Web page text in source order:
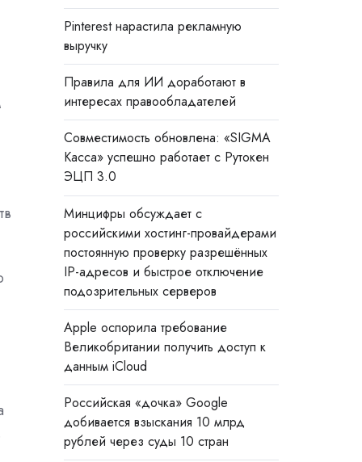
Pinterest нарастила рекламную
выручку
Правила для ИИ доработают в
интересах правообладателей
Совместимость обновлена: «SIGMA
Касса» успешно работает с Рутокен
ЭЦП 3.0
Минцифры обсуждает с
российскими хостинг-провайдерами
постоянную проверку разрешённых
IP-адресов и быстрое отключение
подозрительных серверов
Apple оспорила требование
Великобритании получить доступ к
данным iCloud
Российская «дочка» Google
добивается взыскания 10 млрд
рублей через суды 10 стран